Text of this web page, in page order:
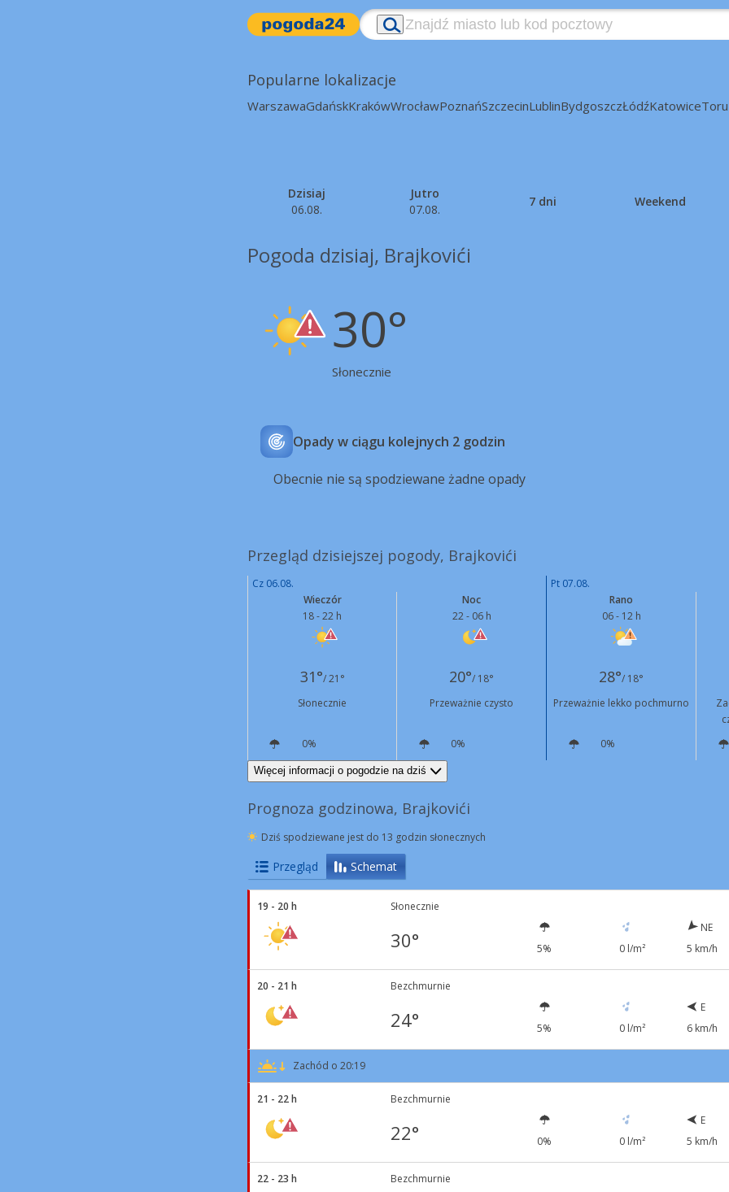
Popularne lokalizacje
WarszawaGdańskKrakówWrocławPoznańSzczecinLublinBydgoszczŁódźKatowice
Dzisiaj
06.08.
Jutro
07.08.
7 dni Weekend
Pogoda dzisiaj, Brajkovići
30°
Słonecznie
Opady w ciągu kolejnych 2 godzin
Obecnie nie są spodziewane żadne opady
Przegląd dzisiejszej pogody, Brajkovići
Cz 06.08.
Pt 07.08.
Wieczór
18 - 22 h
Noc
22 - 06 h
Rano
06 - 12 h
31°/ 21° 20°/ 18° 28°/ 18°
Słonecznie
Przeważnie czysto Przeważnie lekko pochmurno
0%
0% 0%
E
5 km/h
Więcej informacji o pogodzie na dziś
Prognoza godzinowa, Brajkovići
Dziś spodziewane jest do 13 godzin słonecznych
Przegląd Schemat
19 - 20 h Słonecznie
30° 5% 0 l/m²
NE
5 km/h
20 - 21 h Bezchmurnie
24° 5% 0 l/m²
E
6 km/h
Zachód o 20:19
21 - 22 h Bezchmurnie
22° 0% 0 l/m²
E
5 km/h
22 - 23 h Bezchmurnie